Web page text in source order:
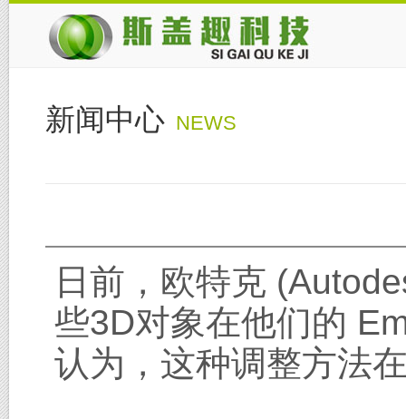
新闻中心 NEWS
日前，欧特克
些3D对象在他们的
认为，这种调整方法